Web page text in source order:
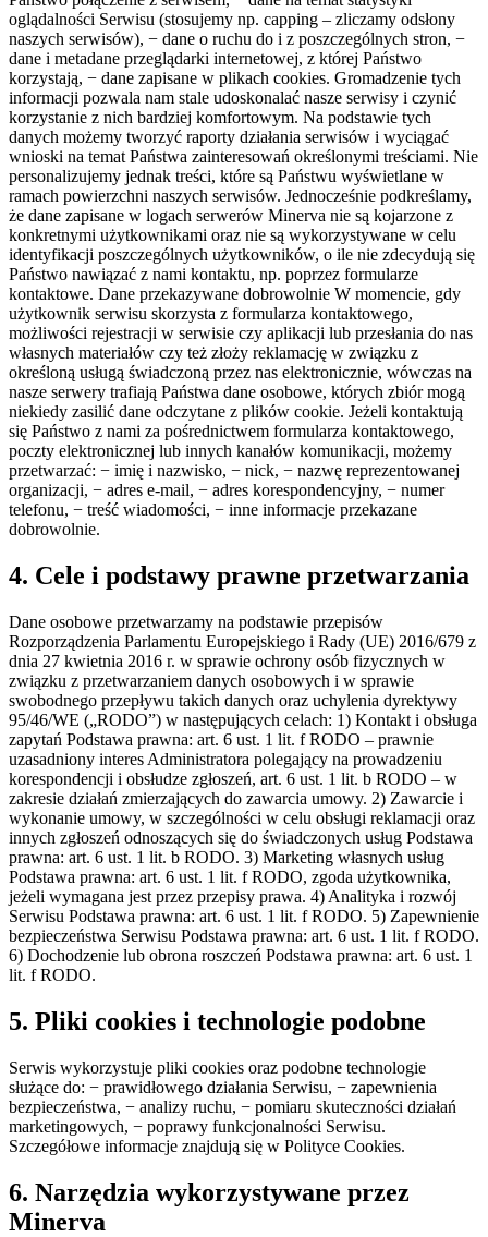
oglądalności Serwisu (stosujemy np. capping – zliczamy odsłony
naszych serwisów), − dane o ruchu do i z poszczególnych stron, −
dane i metadane przeglądarki internetowej, z której Państwo
korzystają, − dane zapisane w plikach cookies. Gromadzenie tych
informacji pozwala nam stale udoskonalać nasze serwisy i czynić
korzystanie z nich bardziej komfortowym. Na podstawie tych
danych możemy tworzyć raporty działania serwisów i wyciągać
wnioski na temat Państwa zainteresowań określonymi treściami. Nie
personalizujemy jednak treści, które są Państwu wyświetlane w
ramach powierzchni naszych serwisów. Jednocześnie podkreślamy,
że dane zapisane w logach serwerów Minerva nie są kojarzone z
konkretnymi użytkownikami oraz nie są wykorzystywane w celu
identyfikacji poszczególnych użytkowników, o ile nie zdecydują się
Państwo nawiązać z nami kontaktu, np. poprzez formularze
kontaktowe. Dane przekazywane dobrowolnie W momencie, gdy
użytkownik serwisu skorzysta z formularza kontaktowego,
możliwości rejestracji w serwisie czy aplikacji lub przesłania do nas
własnych materiałów czy też złoży reklamację w związku z
określoną usługą świadczoną przez nas elektronicznie, wówczas na
nasze serwery trafiają Państwa dane osobowe, których zbiór mogą
niekiedy zasilić dane odczytane z plików cookie. Jeżeli kontaktują
się Państwo z nami za pośrednictwem formularza kontaktowego,
poczty elektronicznej lub innych kanałów komunikacji, możemy
przetwarzać: − imię i nazwisko, − nick, − nazwę reprezentowanej
organizacji, − adres e-mail, − adres korespondencyjny, − numer
telefonu, − treść wiadomości, − inne informacje przekazane
dobrowolnie.
4. Cele i podstawy prawne przetwarzania
Dane osobowe przetwarzamy na podstawie przepisów
Rozporządzenia Parlamentu Europejskiego i Rady (UE) 2016/679 z
dnia 27 kwietnia 2016 r. w sprawie ochrony osób fizycznych w
związku z przetwarzaniem danych osobowych i w sprawie
swobodnego przepływu takich danych oraz uchylenia dyrektywy
95/46/WE („RODO”) w następujących celach: 1) Kontakt i obsługa
zapytań Podstawa prawna: art. 6 ust. 1 lit. f RODO – prawnie
uzasadniony interes Administratora polegający na prowadzeniu
korespondencji i obsłudze zgłoszeń, art. 6 ust. 1 lit. b RODO – w
zakresie działań zmierzających do zawarcia umowy. 2) Zawarcie i
wykonanie umowy, w szczególności w celu obsługi reklamacji oraz
innych zgłoszeń odnoszących się do świadczonych usług Podstawa
prawna: art. 6 ust. 1 lit. b RODO. 3) Marketing własnych usług
Podstawa prawna: art. 6 ust. 1 lit. f RODO, zgoda użytkownika,
jeżeli wymagana jest przez przepisy prawa. 4) Analityka i rozwój
Serwisu Podstawa prawna: art. 6 ust. 1 lit. f RODO. 5) Zapewnienie
bezpieczeństwa Serwisu Podstawa prawna: art. 6 ust. 1 lit. f RODO.
6) Dochodzenie lub obrona roszczeń Podstawa prawna: art. 6 ust. 1
lit. f RODO.
5. Pliki cookies i technologie podobne
Serwis wykorzystuje pliki cookies oraz podobne technologie
służące do: − prawidłowego działania Serwisu, − zapewnienia
bezpieczeństwa, − analizy ruchu, − pomiaru skuteczności działań
marketingowych, − poprawy funkcjonalności Serwisu.
Szczegółowe informacje znajdują się w Polityce Cookies.
6. Narzędzia wykorzystywane przez
Minerva